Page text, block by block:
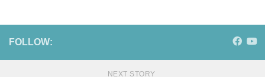
FOLLOW:
NEXT STORY